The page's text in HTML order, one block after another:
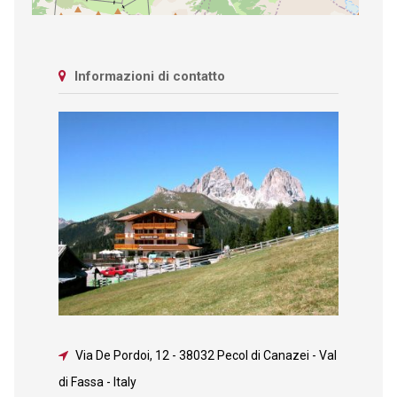
Informazioni di contatto
Via De Pordoi, 12 - 38032 Pecol di Canazei - Val
di Fassa - Italy